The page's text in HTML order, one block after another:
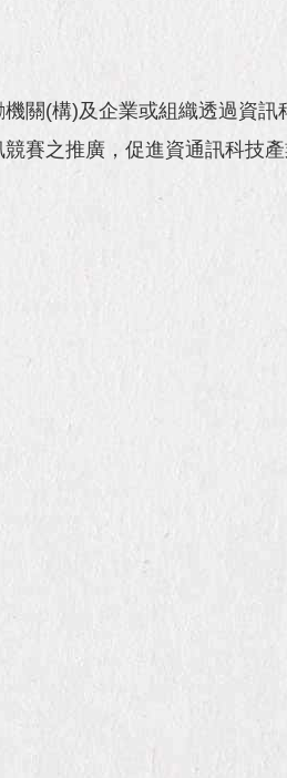
關(構)及企業或組織透過資訊
賽之推廣，促進資通訊科技